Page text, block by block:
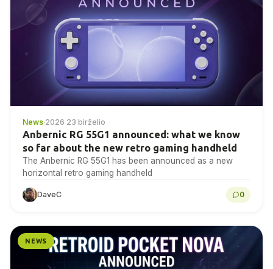
News·2026 23 birželio
Anbernic RG 55G1 announced: what we know
so far about the new retro gaming handheld
The Anbernic RG 55G1 has been announced as a new
horizontal retro gaming handheld
DaveC 0
NEWS